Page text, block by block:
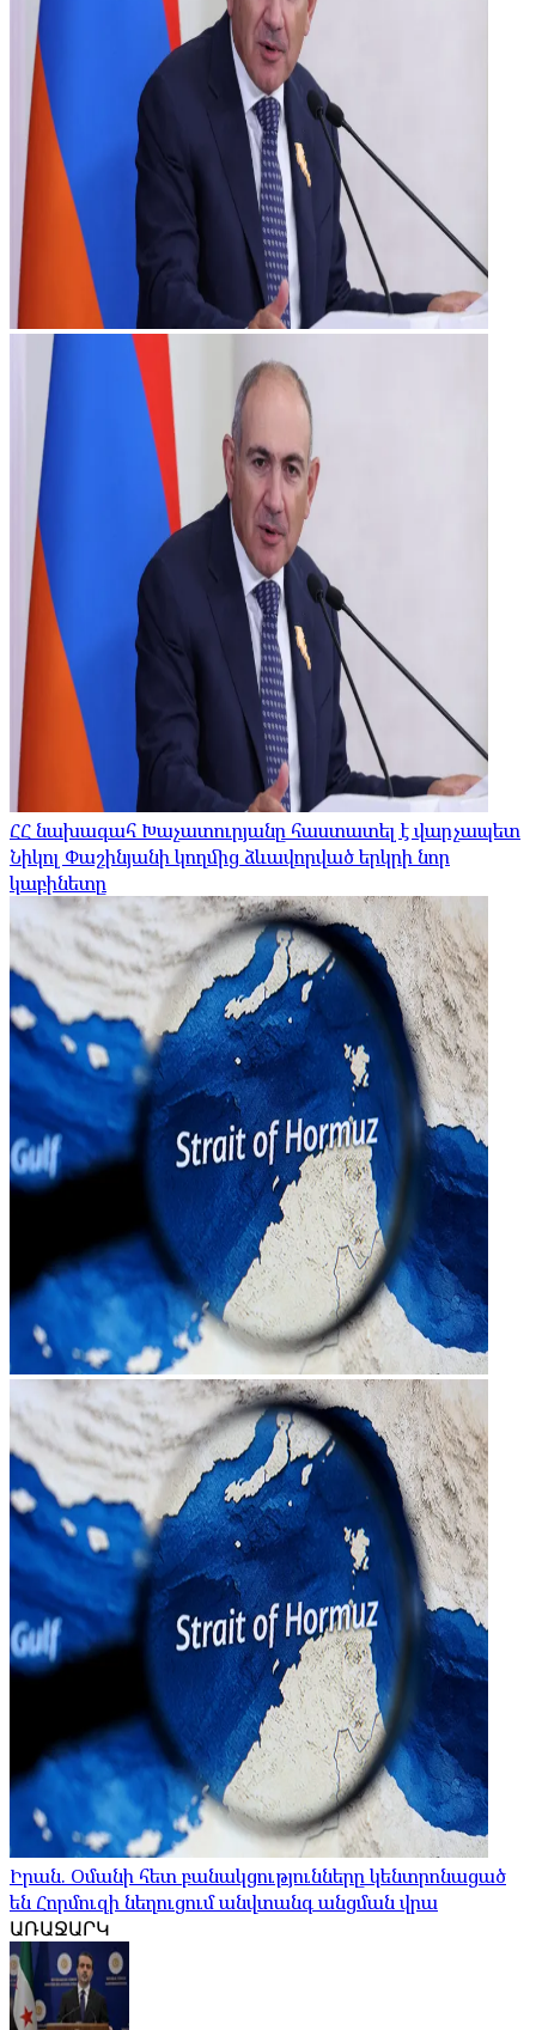
ՀՀ նախագահ Խաչատուրյանը հաստատել է վարչապետ
Նիկոլ Փաշինյանի կողմից ձևավորված երկրի նոր
կաբինետը
Իրան. Օմանի հետ բանակցությունները կենտրոնացած
են Հորմուզի նեղուցում անվտանգ անցման վրա
ԱՌԱՋԱՐԿ